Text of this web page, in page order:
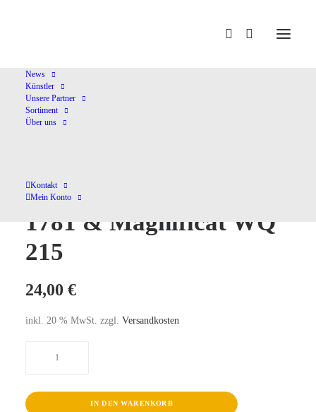
News
Künstler
Unsere Partner
Sortiment
Über uns
Kontakt
Mein Konto
St. Matthew Passion 1781 &
St. Matthew Passion
1781 & Magnificat WQ
215
24,00 €
inkl. 20 % MwSt. zzgl. Versandkosten
1781
IN DEN WARENKORB